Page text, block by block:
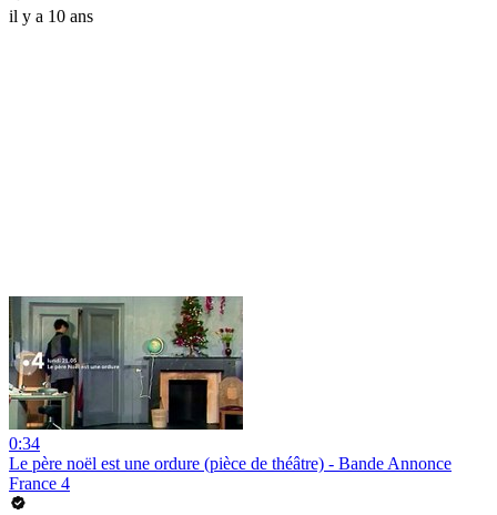
il y a 10 ans
0:34
Le père noël est une ordure (pièce de théâtre) - Bande Annonce
France 4